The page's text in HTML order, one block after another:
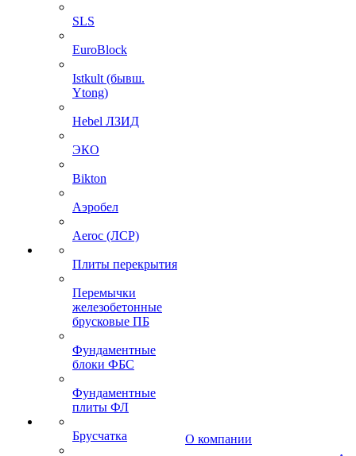
SLS
EuroBlock
Istkult (бывш.
Ytong)
Hebel ЛЗИД
ЭКО
Bikton
Аэробел
Aeroc (ЛСР)
Плиты перекрытия
Перемычки
железобетонные
брусковые ПБ
Фундаментные
блоки ФБС
Фундаментные
плиты ФЛ
Брусчатка
О компании